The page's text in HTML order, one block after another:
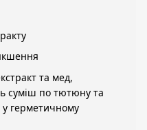
та мед,
суміш по тютюну та
герметичному